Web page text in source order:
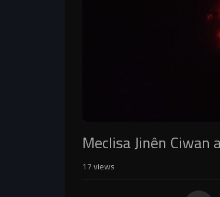
Meclisa Jinên
17views